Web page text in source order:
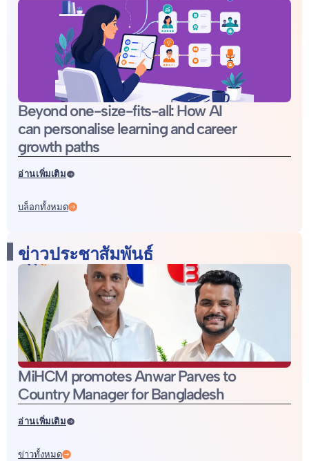
Beyond one-size-fits-all: How AI
can personalise learning and career
growth paths
อ่านเพิ่มเติม
บล็อกทั้งหมด
ข่าวประชาสัมพันธ์
MiHCM promotes Anwar Parves to
Country Manager for Bangladesh
อ่านเพิ่มเติม
ข่าวทั้งหมด